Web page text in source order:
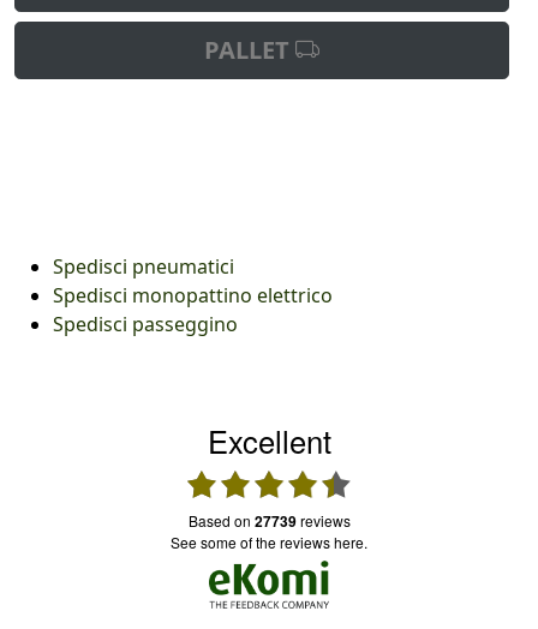
PALLET
Spedisci pneumatici
Spedisci monopattino elettrico
Spedisci passeggino
Excellent
based on 27739reviews
see some of the reviews here.